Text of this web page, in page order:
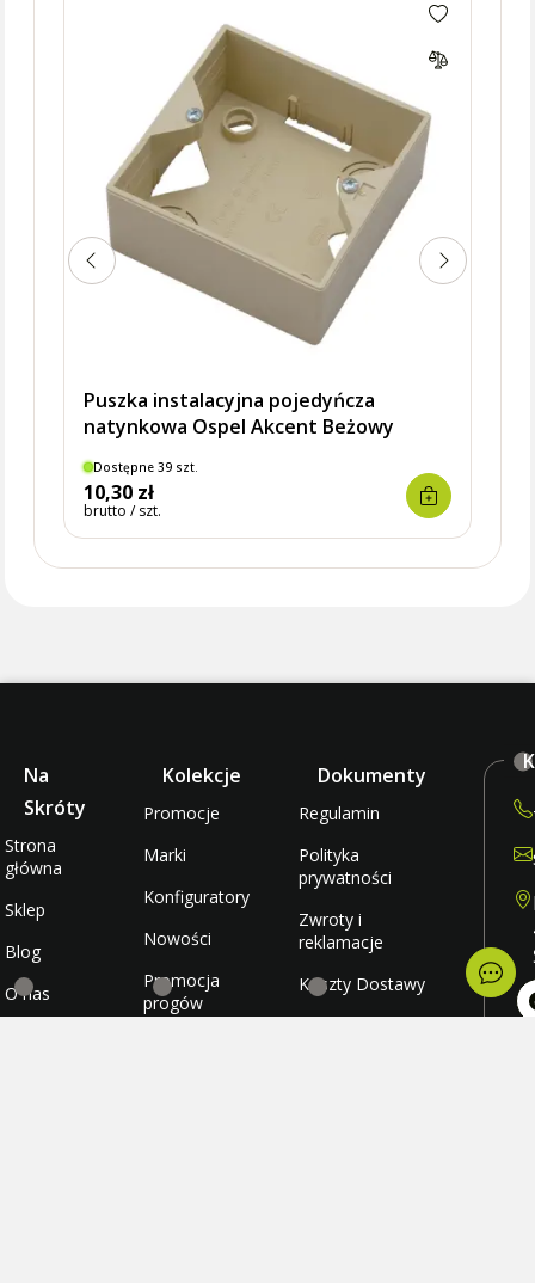
Puszka instalacyjna pojedyńcza
natynkowa Ospel Akcent Beżowy
Dostępne 39 szt.
10,30 zł
brutto / szt.
Na
Skróty
Strona
główna
Sklep
Blog
O nas
Kolekcje
Promocje
Marki
Konfiguratory
Nowości
Promocja
progów
Dokumenty
Regulamin
Polityka
prywatności
Zwroty i
reklamacje
Koszty Dostawy